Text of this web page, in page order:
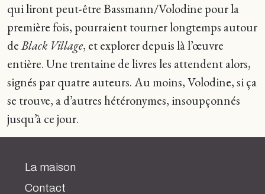
qui liront peut-être Bassmann/Volodine pour la
première fois, pourraient tourner longtemps autour
deBlack Village, et explorer depuis là l’œuvre
entière. Une trentaine de livres les attendent alors,
signés par quatre auteurs. Au moins, Volodine, si ça
se trouve, a d’autres hétéronymes, insoupçonnés
jusqu’à ce jour.
La maison
Contact